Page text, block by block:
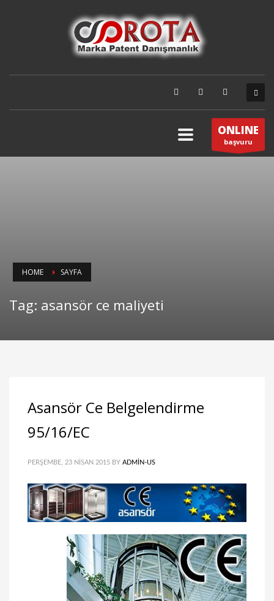
ONLINE
başvuru
HOME SAYFA
Tag: asansör ce maliyeti
Asansör Ce Belgelendirme
95/16/EC
PERŞEMBE, 23 NISAN 2015 BY ADMIN-US